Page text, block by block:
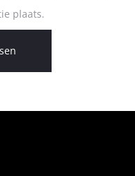
plaats.